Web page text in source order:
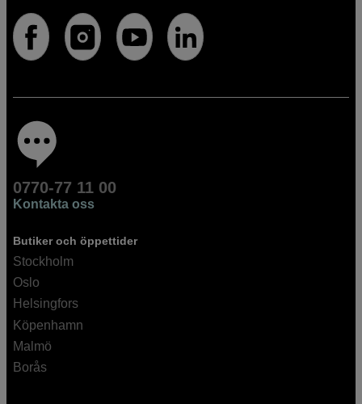
0770-77 11 00
Kontakta oss
Butiker och öppettider
Stockholm
Oslo
Helsingfors
Köpenhamn
Malmö
Borås